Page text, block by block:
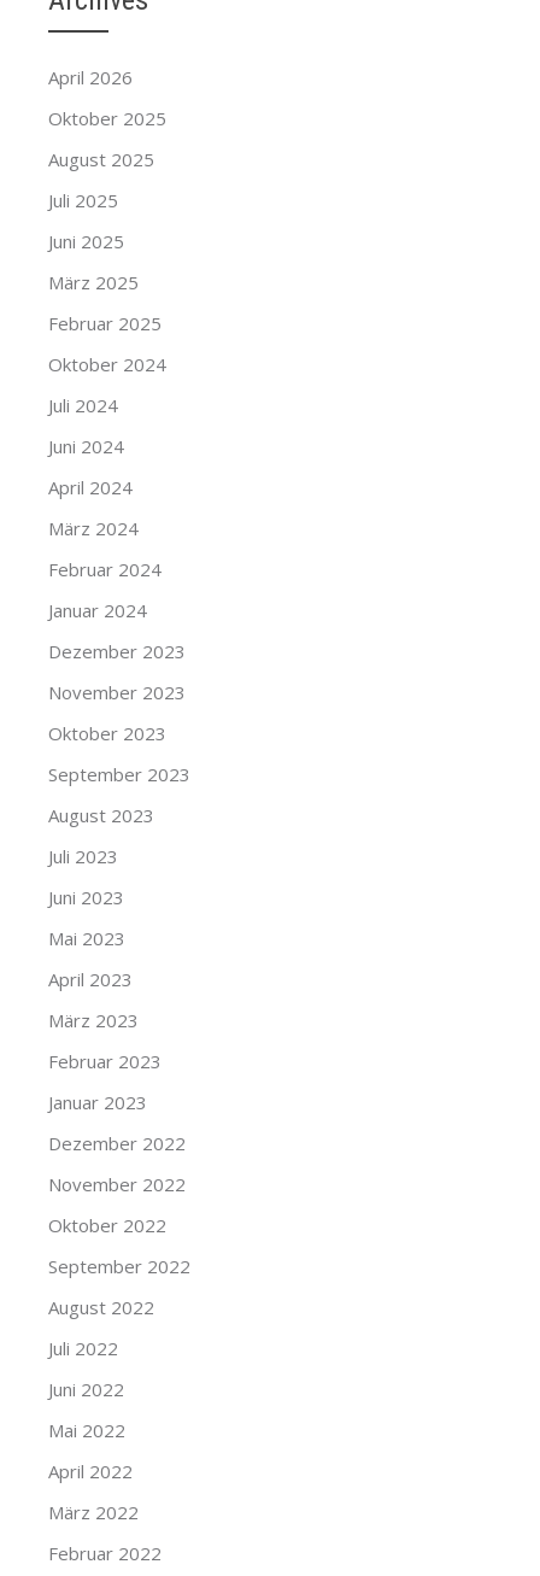
April 2026
Oktober 2025
August 2025
Juli 2025
Juni 2025
März 2025
Februar 2025
Oktober 2024
Juli 2024
Juni 2024
April 2024
März 2024
Februar 2024
Januar 2024
Dezember 2023
November 2023
Oktober 2023
September 2023
August 2023
Juli 2023
Juni 2023
Mai 2023
April 2023
März 2023
Februar 2023
Januar 2023
Dezember 2022
November 2022
Oktober 2022
September 2022
August 2022
Juli 2022
Juni 2022
Mai 2022
April 2022
März 2022
Februar 2022